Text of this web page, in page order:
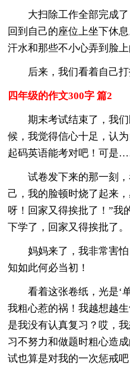
大扫除工作全部完成
回到自己的座位上坐下休
汗水和那些不小心弄到脸上
后来，我们看着自己
四年级的作文300字 篇2
期末考试结束了，我
候，我觉得信心十足，认
起码英语能考对吧！可是
试卷发下来的那一刻
己，我的脸顿时烧了起来
呀！回家又得挨批了！”我
下学了，回家又得挨批了。
妈妈来了，我非常害
知如此何必当初！
看着这张卷纸，光是‘
我粗心惹的祸！我越想越
是我没有认真复习？哎，
习不努力和做题时粗心造
试也算是对我的一次惩戒